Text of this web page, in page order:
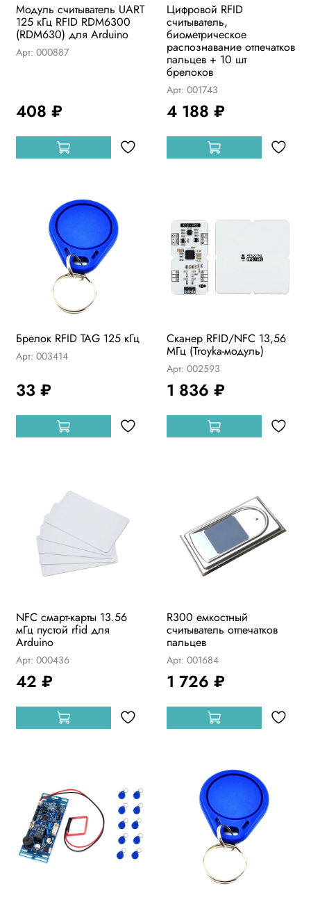
Модуль считыватель UART
125 кГц RFID RDM6300
(RDM630) для Arduino
Арт: 000887
408 ₽
Цифровой RFID
считыватель,
биометрическое
распознавание отпечатков
пальцев + 10 шт
брелоков
Арт: 001743
4 188 ₽
Брелок RFID TAG 125 кГц
Арт: 003414
33 ₽
Сканер RFID/NFC 13,56
МГц (Troyka-модуль)
Арт: 002593
1 836 ₽
NFC смарт-карты 13.56
мГц пустой rfid для
Arduino
Арт: 000436
42 ₽
R300 емкостный
считыватель отпечатков
пальцев
Арт: 001684
1 726 ₽